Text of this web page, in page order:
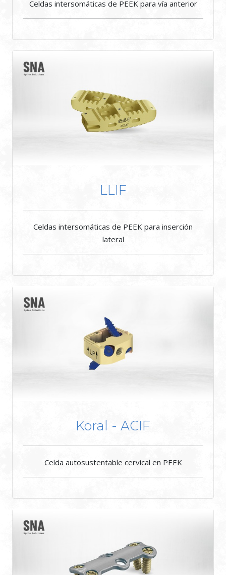
Celdas intersomáticas de PEEK para vía anterior
LLIF
Celdas intersomáticas de PEEK para inserción
lateral
Koral - ACIF
Celda autosustentable cervical en PEEK